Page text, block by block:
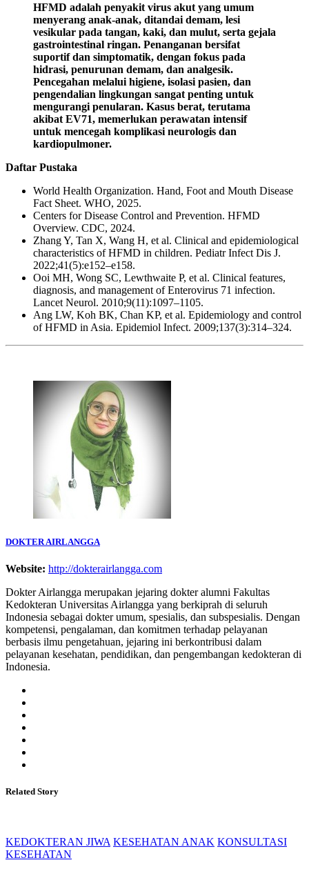
HFMD adalah penyakit virus akut yang umum
menyerang anak-anak, ditandai demam, lesi
vesikular pada tangan, kaki, dan mulut, serta gejala
gastrointestinal ringan. Penanganan bersifat
suportif dan simptomatik, dengan fokus pada
hidrasi, penurunan demam, dan analgesik.
Pencegahan melalui higiene, isolasi pasien, dan
pengendalian lingkungan sangat penting untuk
mengurangi penularan. Kasus berat, terutama
akibat EV71, memerlukan perawatan intensif
untuk mencegah komplikasi neurologis dan
kardiopulmoner.
Daftar Pustaka
World Health Organization. Hand, Foot and Mouth Disease
Fact Sheet. WHO, 2025.
Centers for Disease Control and Prevention. HFMD
Overview. CDC, 2024.
Zhang Y, Tan X, Wang H, et al. Clinical and epidemiological
characteristics of HFMD in children. Pediatr Infect Dis J.
2022;41(5):e152–e158.
Ooi MH, Wong SC, Lewthwaite P, et al. Clinical features,
diagnosis, and management of Enterovirus 71 infection.
Lancet Neurol. 2010;9(11):1097–1105.
Ang LW, Koh BK, Chan KP, et al. Epidemiology and control
of HFMD in Asia. Epidemiol Infect. 2009;137(3):314–324.
DOKTER AIRLANGGA
Website: http://dokterairlangga.com
Dokter Airlangga merupakan jejaring dokter alumni Fakultas
Kedokteran Universitas Airlangga yang berkiprah di seluruh
Indonesia sebagai dokter umum, spesialis, dan subspesialis. Dengan
kompetensi, pengalaman, dan komitmen terhadap pelayanan
berbasis ilmu pengetahuan, jejaring ini berkontribusi dalam
pelayanan kesehatan, pendidikan, dan pengembangan kedokteran di
Indonesia.
Related Story
KEDOKTERAN JIWA KESEHATAN ANAK KONSULTASI
KESEHATAN